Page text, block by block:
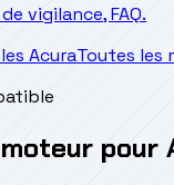
vigilance, FAQ.
AcuraToutes les
pour